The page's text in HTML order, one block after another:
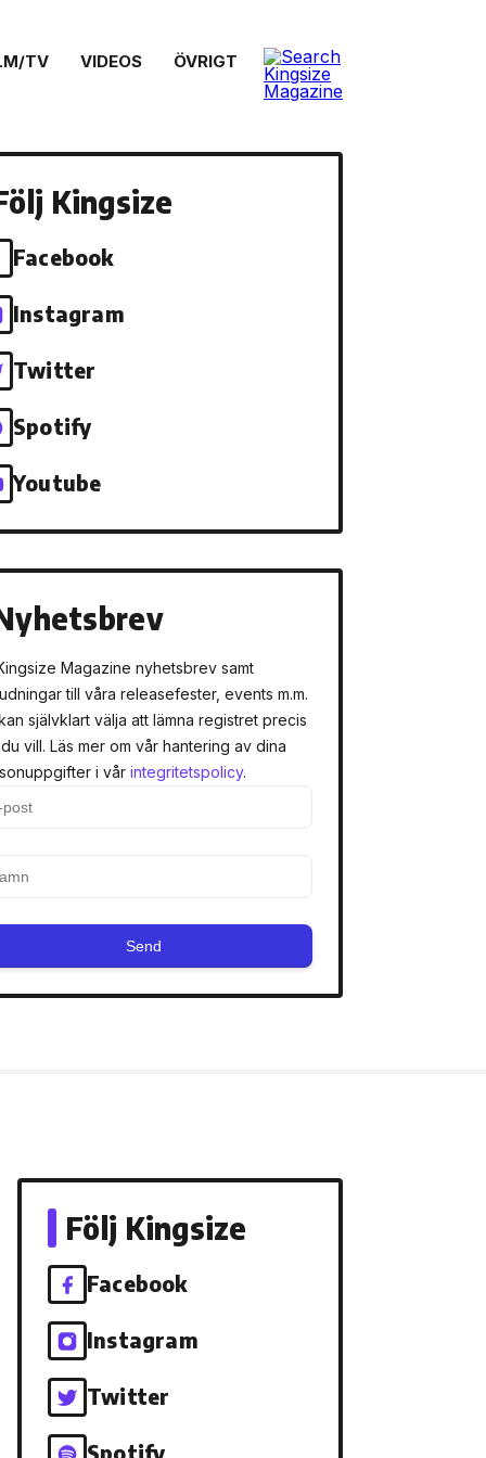
TV VIDEOS ÖVRIGT
Kingsize
Facebook
Instagram
Twitter
Spotify
Youtube
Magazine nyhetsbrev samt
till våra releasefester, events m.m.
självklart välja att lämna registret precis
vill. Läs mer om vår hantering av dina
i vår integritetspolicy.
Send
Följ Kingsize
Facebook
Instagram
Twitter
Spotify